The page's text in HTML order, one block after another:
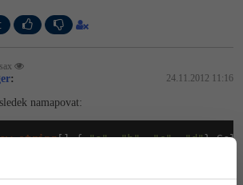
MVC
manažer
analytik
-80%
: 24.11.2012 11:16
namapovat:
string[] { "a", "b", "c", "d"
Odpovědět